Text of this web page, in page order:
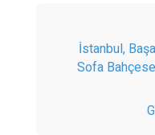
İstanbul,
Sofa